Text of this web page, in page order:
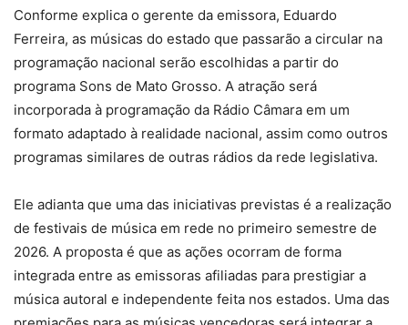
Conforme explica o gerente da emissora, Eduardo
Ferreira, as músicas do estado que passarão a circular na
programação nacional serão escolhidas a partir do
programa Sons de Mato Grosso. A atração será
incorporada à programação da Rádio Câmara em um
formato adaptado à realidade nacional, assim como outros
programas similares de outras rádios da rede legislativa.
Ele adianta que uma das iniciativas previstas é a realização
de festivais de música em rede no primeiro semestre de
2026. A proposta é que as ações ocorram de forma
integrada entre as emissoras afiliadas para prestigiar a
música autoral e independente feita nos estados. Uma das